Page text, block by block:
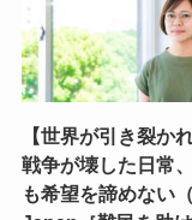
【世界が引き裂か
戦争が壊した日常
も希望を諦めない